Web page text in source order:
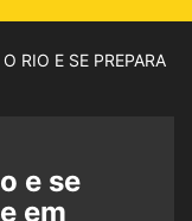
RIO E SE PREPARA
e se
em